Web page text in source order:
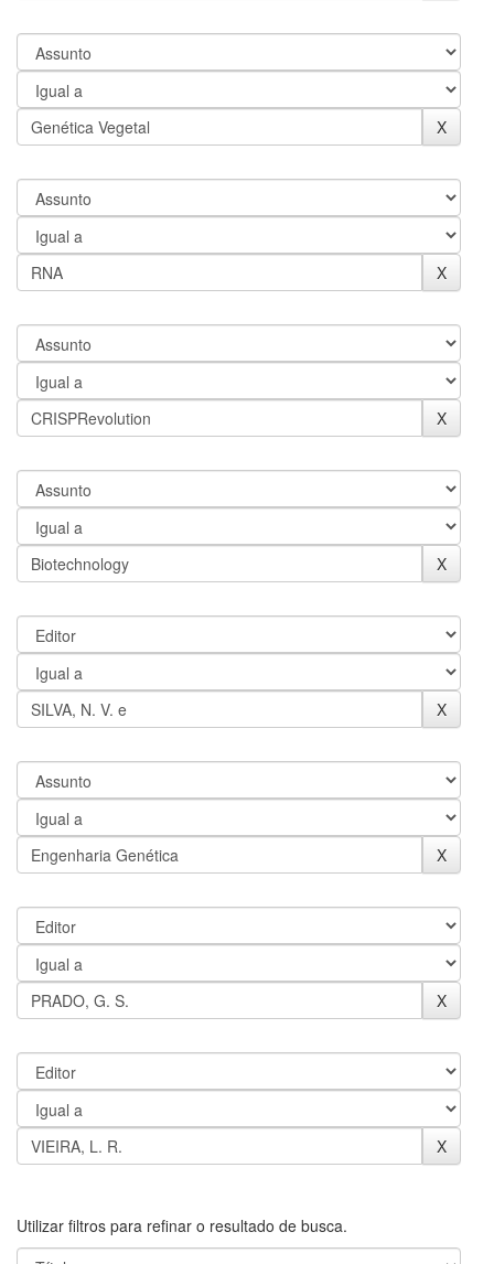
Utilizar filtros para refinar o resultado de busca.